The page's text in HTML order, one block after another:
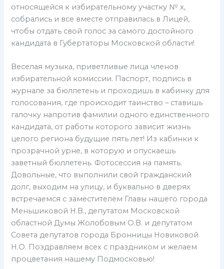
относящейся к избирательному участку № х,
собрались и все вместе отправилась в Лицей,
чтобы отдать свой голос за самого достойного
кандидата в Губертаторы Московской области!
Веселая музыка, приветливые лица членов
избирательной комиссии. Паспорт, подпись в
журнале за бюллетень и проходишь в кабинку для
голосования, где происходит таинство – ставишь
галочку напротив фамилии одного единственного
кандидата, от работы которого зависит жизнь
целого региона будущие пять лет! Из кабинки к
прозрачной урне, в которую и опускаешь
заветный бюллетень. Фотосессия на память.
Довольные, что выполнили свой гражданский
долг, выходим на улицу, и буквально в дверях
встречаемся с заместителем Главы нашего города
Меньшиковой Н.В., депутатом Московской
областной Думы Жолобовым О.В. и депутатом
Совета депутатов города Бронницы Новиковой
Н.О. Поздравляем всех с праздником и желаем
процветания нашему Подмосковью!